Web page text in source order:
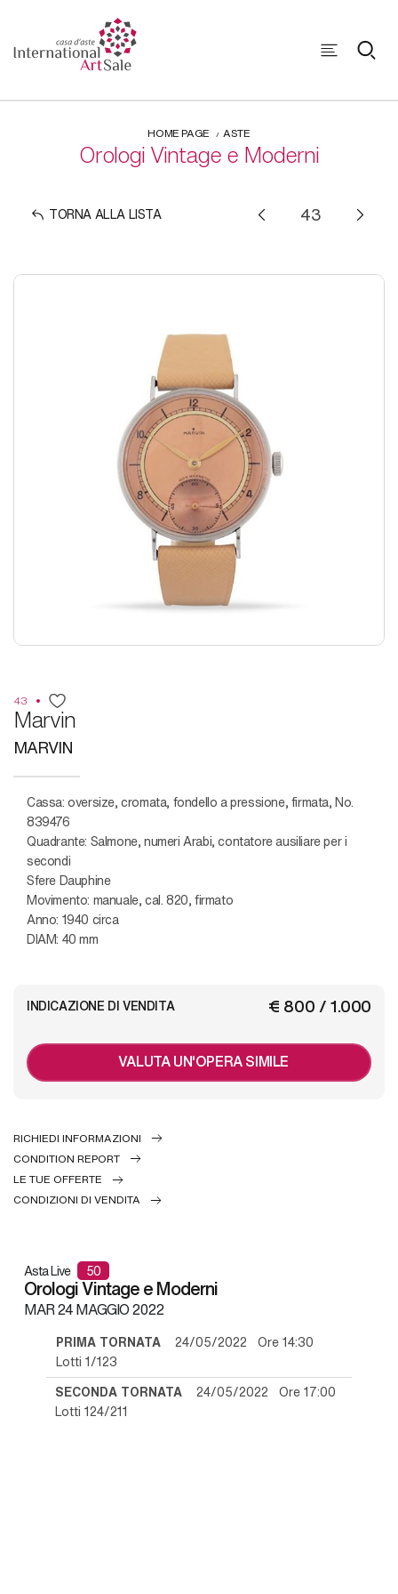
HOME PAGE ASTE
Orologi Vintage e Moderni
TORNA ALLA LISTA
43
Marvin
MARVIN
Cassa: oversize, cromata, fondello a pressione, firmata, No.
839476
Quadrante: Salmone, numeri Arabi, contatore ausiliare per i
secondi
Sfere Dauphine
Movimento: manuale, cal. 820, firmato
Anno: 1940 circa
DIAM: 40 mm
€ 800 / 1.000
INDICAZIONE DI VENDITA
VALUTA UN'OPERA SIMILE
RICHIEDI INFORMAZIONI
CONDITION REPORT
LE TUE OFFERTE
CONDIZIONI DI VENDITA
Asta Live 50
Orologi Vintage e Moderni
MAR24 MAGGIO 2022
PRIMA TORNATA 24/05/2022 Ore 14:30
Lotti 1/123
SECONDA TORNATA 24/05/2022 Ore 17:00
Lotti 124/211